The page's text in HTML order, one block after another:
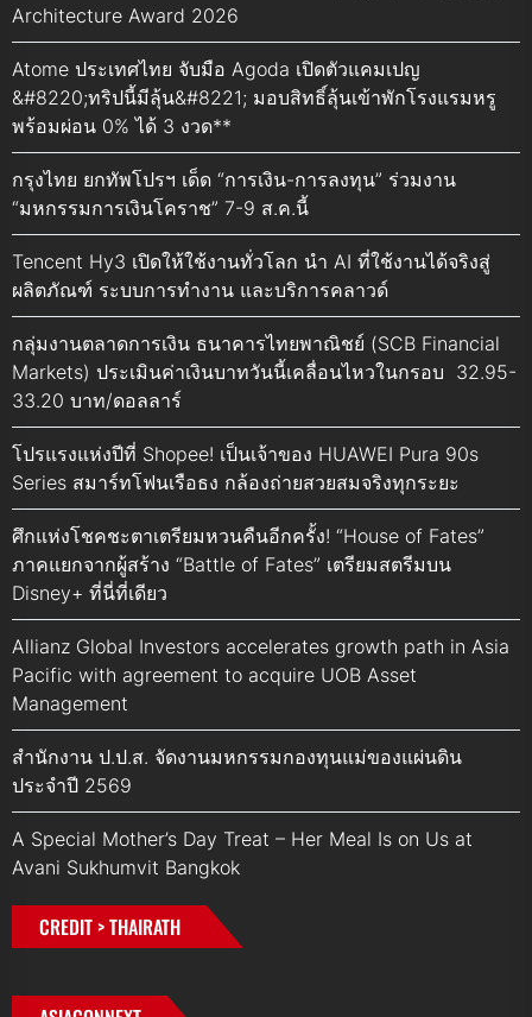
Architecture Award 2026
Atome ประเทศไทย จับมือ Agoda เปิดตัวแคมเปญ
&#8220;ทริปนี้มีลุ้น&#8221; มอบสิทธิ์ลุ้นเข้าพักโรงแรมหรู
พร้อมผ่อน 0% ได้ 3 งวด**
กรุงไทย ยกทัพโปรฯ เด็ด “การเงิน-การลงทุน” ร่วมงาน
“มหกรรมการเงินโคราช” 7-9 ส.ค.นี้
Tencent Hy3 เปิดให้ใช้งานทั่วโลก นำ AI ที่ใช้งานได้จริงสู่
ผลิตภัณฑ์ ระบบการทำงาน และบริการคลาวด์
กลุ่มงานตลาดการเงิน ธนาคารไทยพาณิชย์ (SCB Financial
Markets) ประเมินค่าเงินบาทวันนี้เคลื่อนไหวในกรอบ 32.95-
33.20 บาท/ดอลลาร์
โปรแรงแห่งปีที่ Shopee! เป็นเจ้าของ HUAWEI Pura 90s
Series สมาร์ทโฟนเรือธง กล้องถ่ายสวยสมจริงทุกระยะ
ศึกแห่งโชคชะตาเตรียมหวนคืนอีกครั้ง! “House of Fates”
ภาคแยกจากผู้สร้าง “Battle of Fates” เตรียมสตรีมบน
Disney+ ที่นี่ที่เดียว
Allianz Global Investors accelerates growth path in Asia
Pacific with agreement to acquire UOB Asset
Management
สำนักงาน ป.ป.ส. จัดงานมหกรรมกองทุนแม่ของแผ่นดิน
ประจำปี 2569
A Special Mother’s Day Treat – Her Meal Is on Us at
Avani Sukhumvit Bangkok
CREDIT > THAIRATH